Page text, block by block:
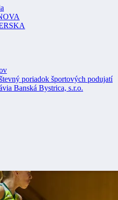
poriadok športových podujatí
Banská Bystrica, s.r.o.